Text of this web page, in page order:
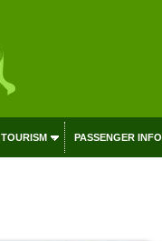
TOURISM PASSENGER INFO